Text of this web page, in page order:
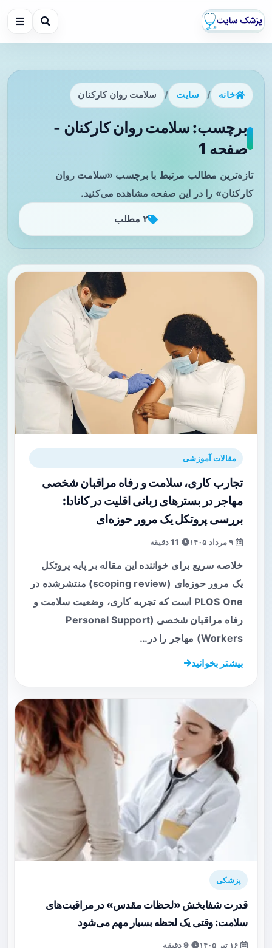
خانه / سایت / سلامت روان کارکنان
برچسب: سلامت روان کارکنان -
صفحه 1
تازه‌ترین مطالب مرتبط با برچسب «سلامت روان
کارکنان» را در این صفحه مشاهده می‌کنید.
۲ مطلب
مقالات آموزشی
تجارب کاری، سلامت و رفاه مراقبان شخصی
مهاجر در بسترهای زبانی اقلیت در کانادا:
بررسی پروتکل یک مرور حوزه‌ای
خلاصه سریع برای خواننده این مقاله بر پایه پروتکل
یک مرور حوزه‌ای (scoping review) منتشرشده در
PLOS One است که تجربه کاری، وضعیت سلامت و
رفاه مراقبان شخصی (Personal Support
Workers) مهاجر را در…
بیشتر بخوانید
پزشکی
قدرت شفابخش «لحظات مقدس» در مراقبت‌های
سلامت: وقتی یک لحظه بسیار مهم می‌شود